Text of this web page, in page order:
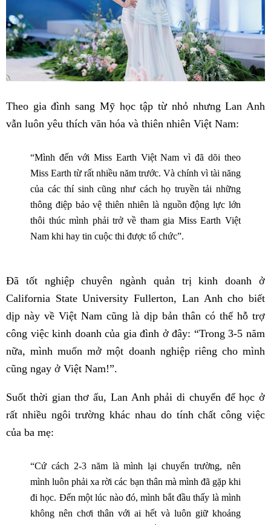
Theo gia đình sang Mỹ học tập từ nhỏ nhưng Lan Anh
vẫn luôn yêu thích văn hóa và thiên nhiên Việt Nam:
“Mình đến với Miss Earth Việt Nam vì đã dõi theo
Miss Earth từ rất nhiều năm trước. Và chính vì tài năng
của các thí sinh cũng như cách họ truyền tải những
thông điệp bảo vệ thiên nhiên là nguồn động lực lớn
thôi thúc mình phải trở về tham gia Miss Earth Việt
Nam khi hay tin cuộc thi được tổ chức”.
Đã tốt nghiệp chuyên ngành quản trị kinh doanh ở
California State University Fullerton, Lan Anh cho biết
dịp này về Việt Nam cũng là dịp bản thân có thể hỗ trợ
công việc kinh doanh của gia đình ở đây: “Trong 3-5 năm
nữa, mình muốn mở một doanh nghiệp riêng cho mình
cũng ngay ở Việt Nam!”.
Suốt thời gian thơ ấu, Lan Anh phải di chuyển để học ở
rất nhiều ngôi trường khác nhau do tính chất công việc
của ba mẹ:
“Cứ cách 2-3 năm là mình lại chuyển trường, nên
mình luôn phải xa rời các bạn thân mà mình đã gặp khi
đi học. Đến một lúc nào đó, mình bắt đầu thấy là mình
không nên chơi thân với ai hết và luôn giữ khoảng